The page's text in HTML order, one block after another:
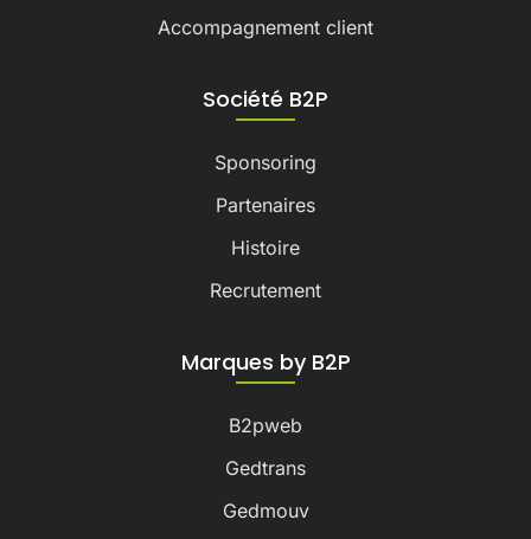
Accompagnement client
Société B2P
Sponsoring
Partenaires
Histoire
Recrutement
Marques by B2P
B2pweb
Gedtrans
Gedmouv